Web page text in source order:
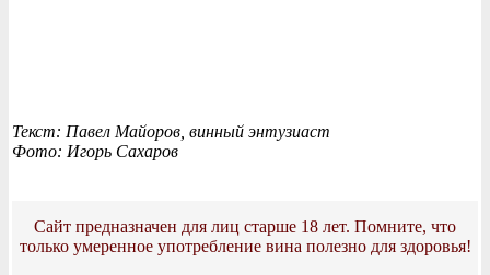
Текст: Павел Майоров, винный энтузиаст
Фото: Игорь Сахаров
Сайт предназначен для лиц старше 18 лет. Помните, что
только умеренное употребление вина полезно для здоровья!